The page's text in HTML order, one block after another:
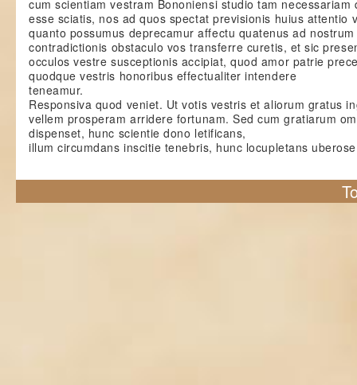
cum scientiam vestram Bononiensi studio tam necessariam
esse sciatis, nos ad quos spectat previsionis huius attentio
quanto possumus deprecamur affectu quatenus ad
contradictionis obstaculo vos transferre curetis, et sic
occulos vestre susceptionis accipiat, quod amor patrie
quodque vestris honoribus effectualiter intendere
teneamur.
Responsiva quod veniet. Ut votis vestris et aliorum gratus
vellem prosperam arridere fortunam. Sed cum gratiarum
dispenset, hunc scientie dono letificans,
illum circumdans inscitie tenebris, hunc locupletans uberose